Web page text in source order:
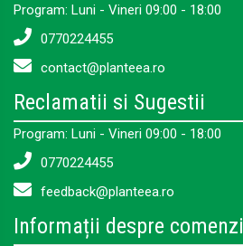
Program: Luni - Vineri 09:00 - 18:00
0770224455
contact@planteea.ro
Reclamatii si Sugestii
Program: Luni - Vineri 09:00 - 18:00
0770224455
feedback@planteea.ro
Informații despre comenzi